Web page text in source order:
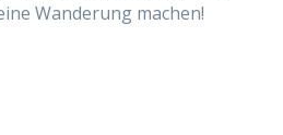
Wanderung machen!